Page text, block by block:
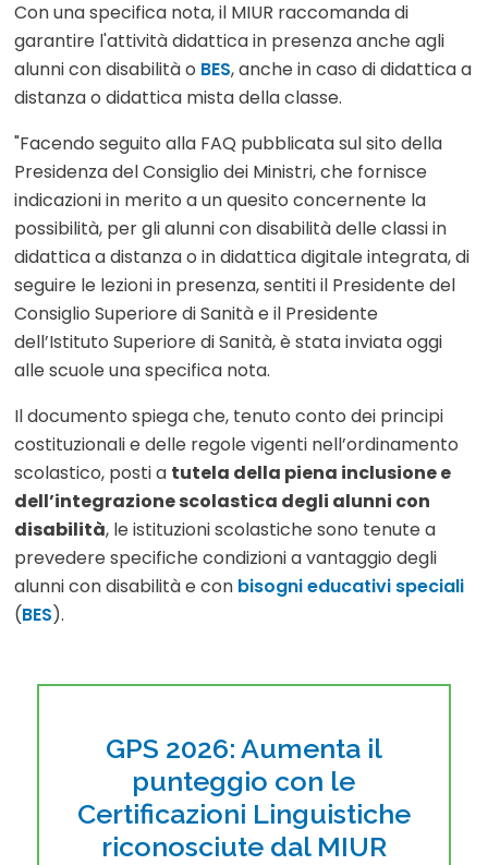
Con una specifica nota, il MIUR raccomanda di
garantire l'attività didattica in presenza anche agli
alunni con disabilità o BES, anche in caso di didattica a
distanza o didattica mista della classe.
"Facendo seguito alla FAQ pubblicata sul sito della
Presidenza del Consiglio dei Ministri, che fornisce
indicazioni in merito a un quesito concernente la
possibilità, per gli alunni con disabilità delle classi in
didattica a distanza o in didattica digitale integrata, di
seguire le lezioni in presenza, sentiti il Presidente del
Consiglio Superiore di Sanità e il Presidente
dell’Istituto Superiore di Sanità, è stata inviata oggi
alle scuole una specifica nota.
Il documento spiega che, tenuto conto dei principi
costituzionali e delle regole vigenti nell’ordinamento
scolastico, posti a tutela della piena inclusione e
dell’integrazione scolastica degli alunni con
disabilità, le istituzioni scolastiche sono tenute a
prevedere specifiche condizioni a vantaggio degli
alunni con disabilità e con bisogni educativi speciali
(BES).
GPS 2026: Aumenta il
punteggio con le
Certificazioni Linguistiche
riconosciute dal MIUR